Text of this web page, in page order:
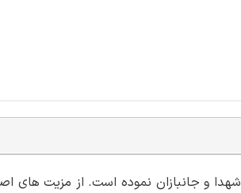
شهدا و جانبازان نموده است. از مزیت های